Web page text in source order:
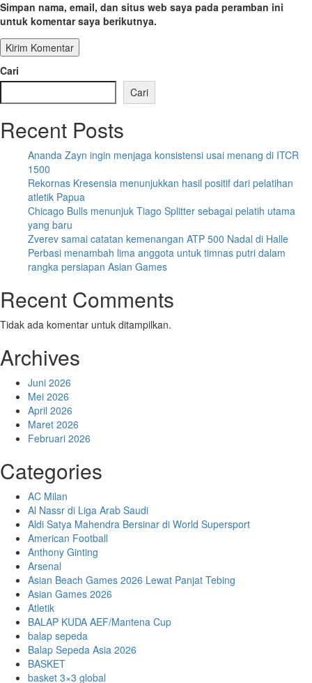
Simpan nama, email, dan situs web saya pada peramban ini
untuk komentar saya berikutnya.
Cari
Cari
Recent Posts
Ananda Zayn ingin menjaga konsistensi usai menang di ITCR
1500
Rekornas Kresensia menunjukkan hasil positif dari pelatihan
atletik Papua
Chicago Bulls menunjuk Tiago Splitter sebagai pelatih utama
yang baru
Zverev samai catatan kemenangan ATP 500 Nadal di Halle
Perbasi menambah lima anggota untuk timnas putri dalam
rangka persiapan Asian Games
Recent Comments
Tidak ada komentar untuk ditampilkan.
Archives
Juni 2026
Mei 2026
April 2026
Maret 2026
Februari 2026
Categories
AC Milan
Al Nassr di Liga Arab Saudi
Aldi Satya Mahendra Bersinar di World Supersport
American Football
Anthony Ginting
Arsenal
Asian Beach Games 2026 Lewat Panjat Tebing
Asian Games 2026
Atletik
BALAP KUDA AEF/Mantena Cup
balap sepeda
Balap Sepeda Asia 2026
BASKET
basket 3×3 global